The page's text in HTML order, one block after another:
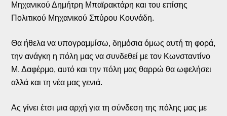
Μηχανικού Δημήτρη Μπαϊρακτάρη και του επίσης
Πολιτικού Μηχανικού Σπύρου Κουνάδη.
Θα ήθελα να υπογραμμίσω, δημόσια όμως αυτή τη φορά,
την ανάγκη η πόλη μας να συνδεθεί με τον Κωνσταντίνο
Μ. Δαφέρμο, αυτό και την πόλη μας θαρρώ θα ωφελήσει
αλλά και τη νέα μας γενιά.
Ας γίνει έτσι μια αρχή για τη σύνδεση της πόλης μας με